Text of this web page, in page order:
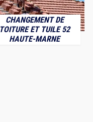
CHANGEMENT DE
TOITURE ET TUILE 52
HAUTE-MARNE